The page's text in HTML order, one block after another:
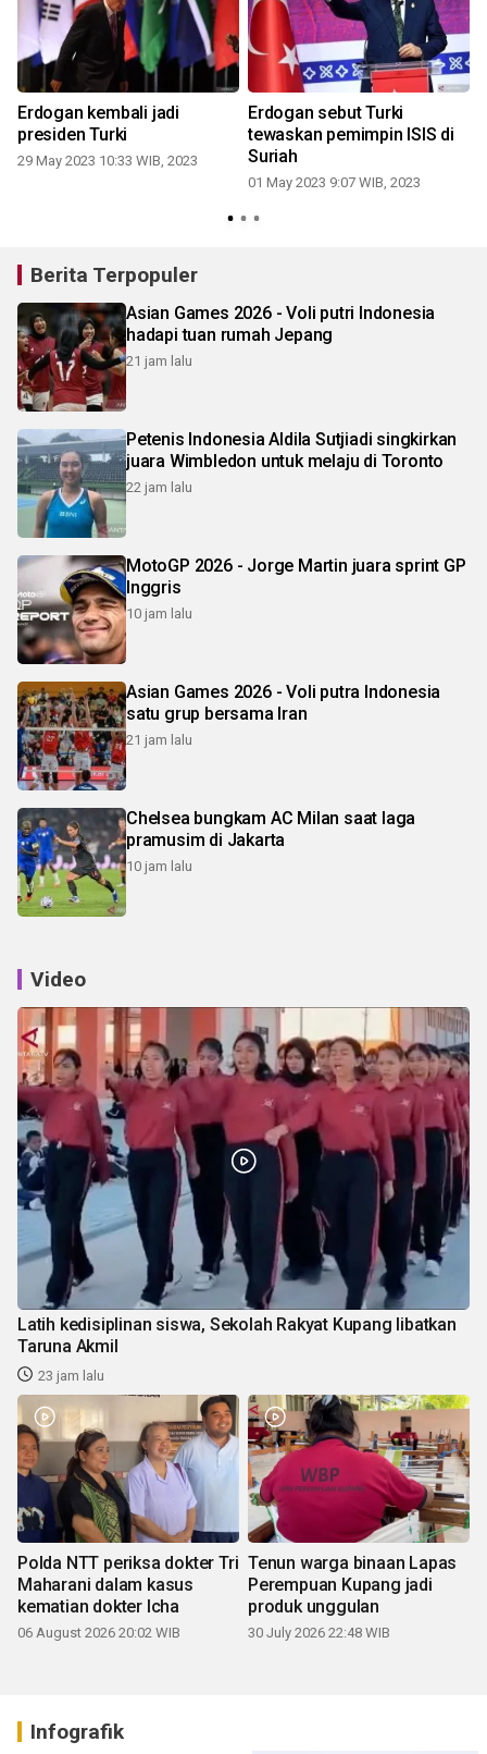
Erdogan kembali jadi
presiden Turki
29 May 2023 10:33 WIB, 2023
Erdogan sebut Turki
tewaskan pemimpin ISIS di
Suriah
01 May 2023 9:07 WIB, 2023
Berita Terpopuler
Asian Games 2026 - Voli putri Indonesia
hadapi tuan rumah Jepang
21 jam lalu
Petenis Indonesia Aldila Sutjiadi singkirkan
juara Wimbledon untuk melaju di Toronto
22 jam lalu
MotoGP 2026 - Jorge Martin juara sprint GP
Inggris
10 jam lalu
Asian Games 2026 - Voli putra Indonesia
satu grup bersama Iran
21 jam lalu
Chelsea bungkam AC Milan saat laga
pramusim di Jakarta
10 jam lalu
Video
Latih kedisiplinan siswa, Sekolah Rakyat Kupang libatkan
Taruna Akmil
23 jam lalu
Polda NTT periksa dokter Tri
Maharani dalam kasus
kematian dokter Icha
06 August 2026 20:02 WIB
Tenun warga binaan Lapas
Perempuan Kupang jadi
produk unggulan
30 July 2026 22:48 WIB
Infografik